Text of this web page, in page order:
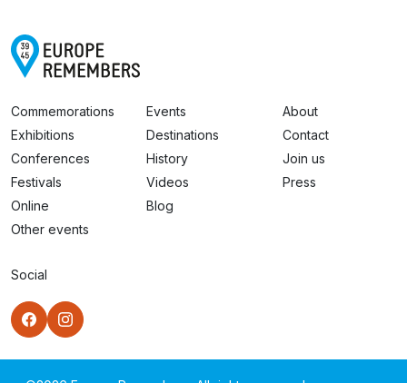
Commemorations
Exhibitions
Conferences
Festivals
Online
Other events
Events
Destinations
History
Videos
Blog
About
Contact
Join us
Press
Social